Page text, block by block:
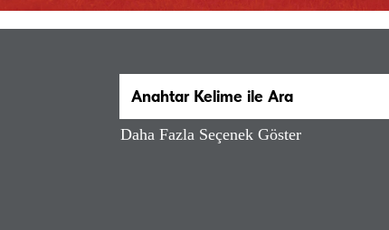
Daha Fazla Seçenek Göster